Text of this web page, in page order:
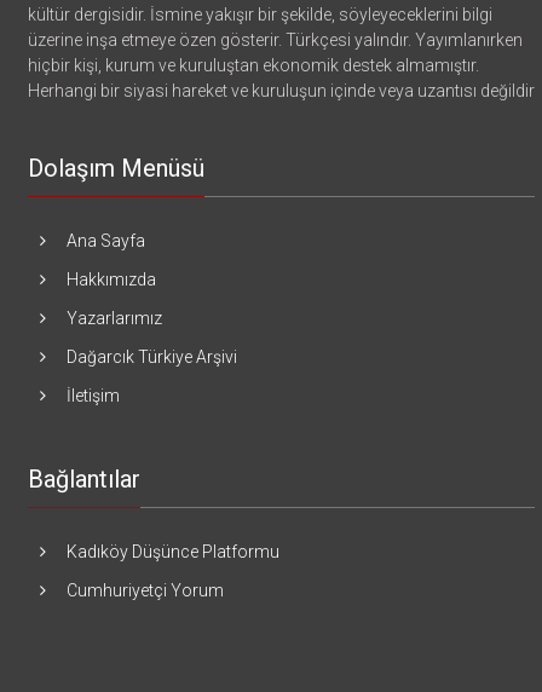
kültür dergisidir. İsmine yakışır bir şekilde, söyleyeceklerini bilgi
üzerine inşa etmeye özen gösterir. Türkçesi yalındır. Yayımlanırken
hiçbir kişi, kurum ve kuruluştan ekonomik destek almamıştır.
Herhangi bir siyasi hareket ve kuruluşun içinde veya uzantısı değildir
Dolaşım Menüsü
Ana Sayfa
Hakkımızda
Yazarlarımız
Dağarcık Türkiye Arşivi
İletişim
Bağlantılar
Kadıköy Düşünce Platformu
Cumhuriyetçi Yorum